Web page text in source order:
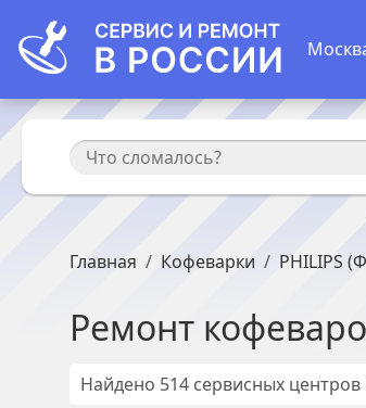
Главная Кофеварки PHILIPS
Ремонт
Найдено 514 сервисных центров